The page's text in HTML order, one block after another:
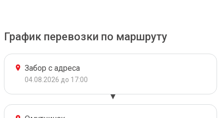
График перевозки по маршруту
Забор с адреса
04.08.2026 до 17:00